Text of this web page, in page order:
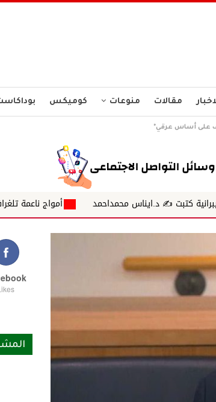
مقالات منوعات كوميكس
على أساس عرقي*
محمداحمد أمواج ناعمة تلغرافات على شاطئ الزمالة الصحفية (٥٠)